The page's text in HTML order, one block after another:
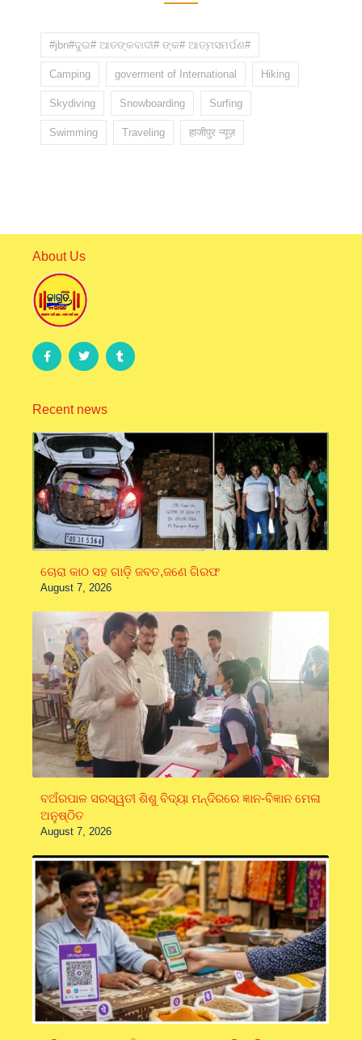
#jbn#ଦୁଇ# ଆତଙ୍କବାଦୀ# ଙ୍କ# ଆତ୍ମସମର୍ପଣ#
Camping goverment of International Hiking
Skydiving Snowboarding Surfing
Swimming Traveling हाजीपुर न्यूज़
About Us
Recent news
ଚୋରା କାଠ ସହ ଗାଡ଼ି ଜବତ,ଜଣେ ଗିରଫ
August 7, 2026
ବଅଁରପାଳ ସରସ୍ୱତୀ ଶିଶୁ ବିଦ୍ୟା ମନ୍ଦିରରେ ଜ୍ଞାନ-ବିଜ୍ଞାନ ମେଳା
ଅନୁଷ୍ଠିତ
August 7, 2026